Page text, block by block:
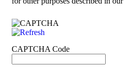
CAPTCHA Code